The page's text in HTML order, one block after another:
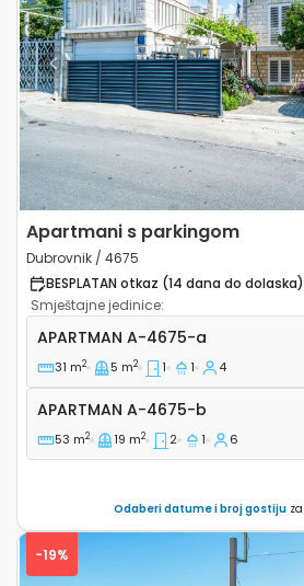
Previous
Apartmani s parkingom
Dubrovnik / 4675
BESPLATAN otkaz (14 dana do dolaska)
Smještajne jedinice:
Jednosobni apartman
APARTMAN A-4675-a
31 m2 5 m2 1 1 4
Apartman A-4675-b
APARTMAN A-4675-b
53 m2 19 m2 2 1 6
Odaberi datume i broj gostijuza
-19%